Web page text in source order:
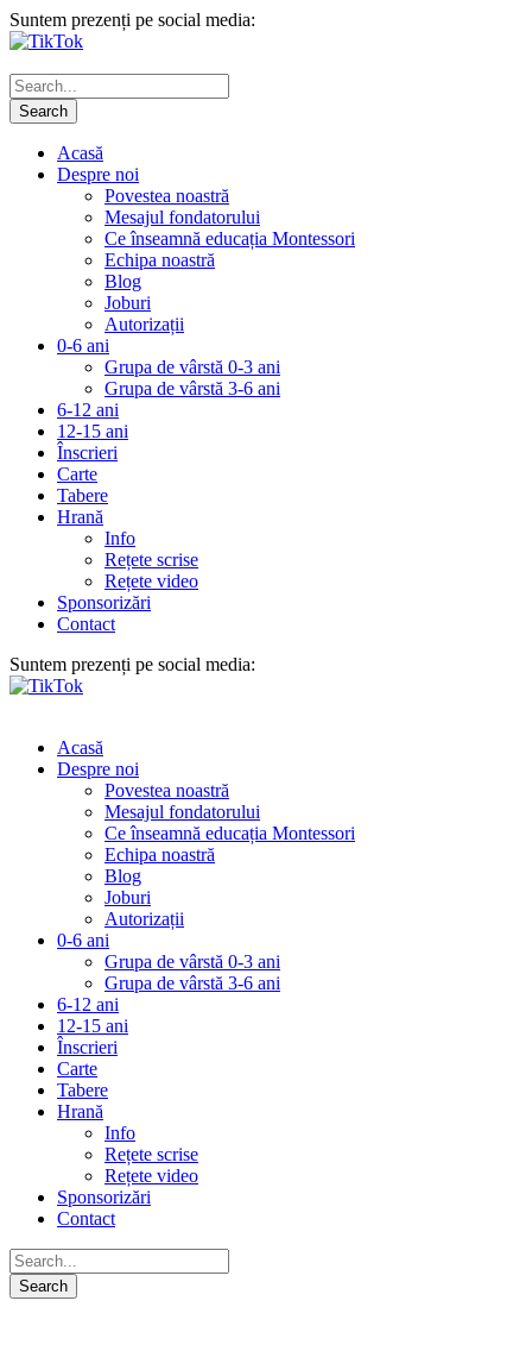
Suntem prezenți pe social media:
Acasă
Despre noi
Povestea noastră
Mesajul fondatorului
Ce înseamnă educația Montessori
Echipa noastră
Blog
Joburi
Autorizații
0-6 ani
Grupa de vârstă 0-3 ani
Grupa de vârstă 3-6 ani
6-12 ani
12-15 ani
Înscrieri
Carte
Tabere
Hrană
Info
Rețete scrise
Rețete video
Sponsorizări
Contact
Suntem prezenți pe social media:
Acasă
Despre noi
Povestea noastră
Mesajul fondatorului
Ce înseamnă educația Montessori
Echipa noastră
Blog
Joburi
Autorizații
0-6 ani
Grupa de vârstă 0-3 ani
Grupa de vârstă 3-6 ani
6-12 ani
12-15 ani
Înscrieri
Carte
Tabere
Hrană
Info
Rețete scrise
Rețete video
Sponsorizări
Contact